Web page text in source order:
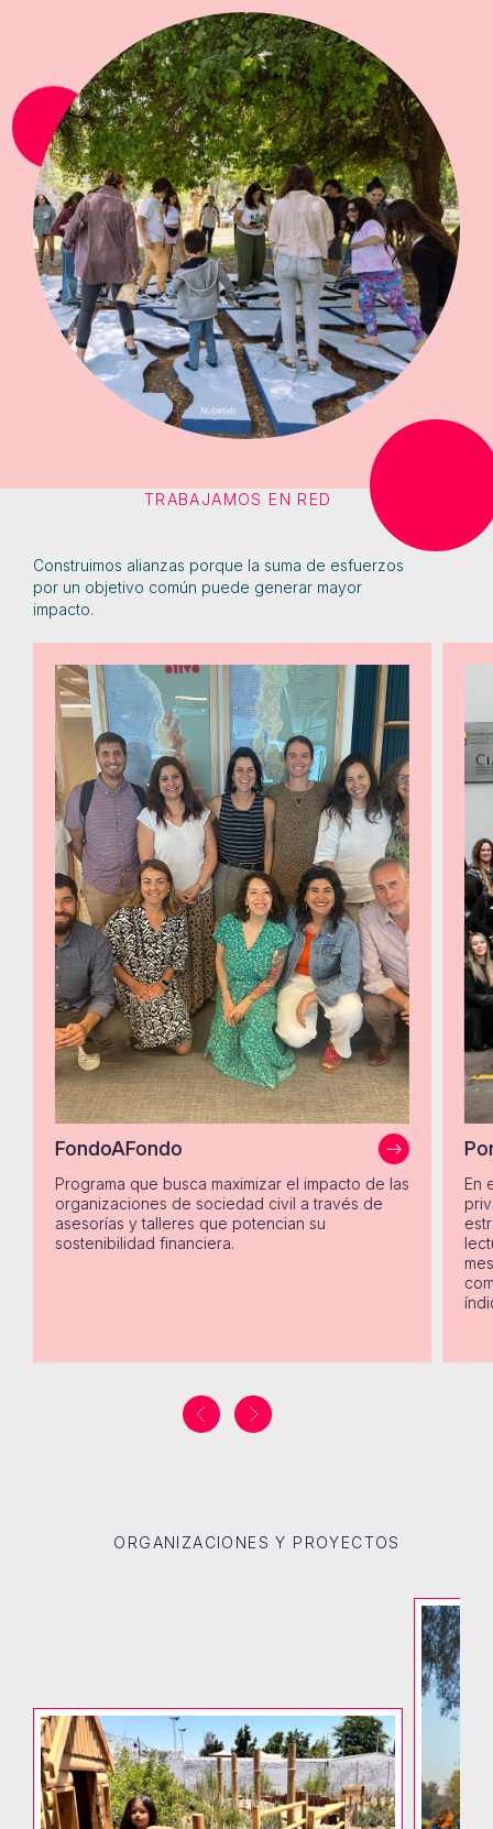
TRABAJAMOS EN RED
Construimos alianzas porque la suma de esfuerzos
por un objetivo común puede generar mayor
impacto.
FondoAFondo
Programa que busca maximizar el impacto de las
organizaciones de sociedad civil a través de
asesorías y talleres que potencian su
sostenibilidad financiera.
En
ORGANIZACIONES Y PROYECTOS